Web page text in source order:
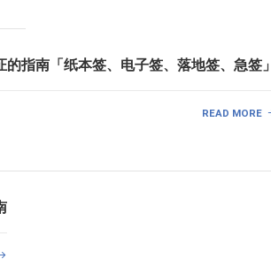
指南「纸本签、电子签、落地签、急签」
READ MORE